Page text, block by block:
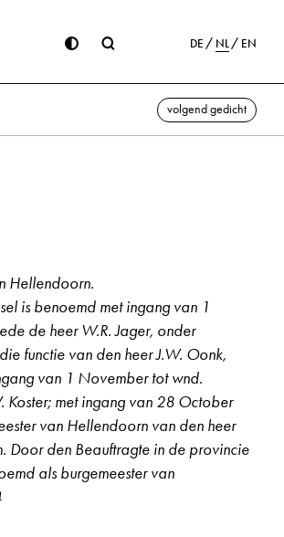
DE NL EN
volgend gedicht
Hellendoorn.
is benoemd met ingang van 1
de heer W.R. Jager, onder
functie van den heer J.W. Oonk,
van 1 November tot wnd.
Koster; met ingang van 28 October
van Hellendoorn van den heer
Door den Beauftragte in de provincie
als burgemeester van